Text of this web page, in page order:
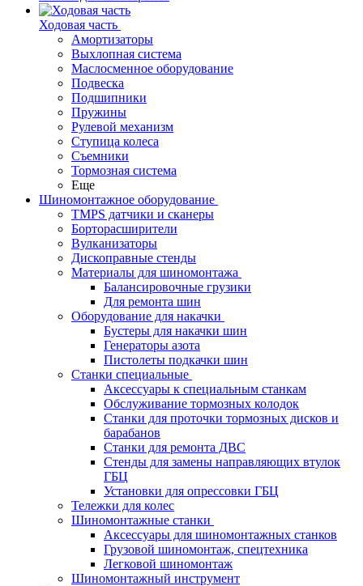
Ходовая часть
Амортизаторы
Выхлопная система
Маслосменное оборудование
Подвеска
Подшипники
Пружины
Рулевой механизм
Ступица колеса
Съемники
Тормозная система
Еще
Шиномонтажное оборудование
TMPS датчики и сканеры
Борторасширители
Вулканизаторы
Дископравные стенды
Материалы для шиномонтажа
Балансировочные грузики
Для ремонта шин
Оборудование для накачки
Бустеры для накачки шин
Генераторы азота
Пистолеты подкачки шин
Станки специальные
Аксессуары к специальным станкам
Обслуживание тормозных колодок
Станки для проточки тормозных дисков и
барабанов
Станки для ремонта ДВС
Стенды для замены направляющих втулок
ГБЦ
Установки для опрессовки ГБЦ
Тележки для колес
Шиномонтажные станки
Аксессуары для шиномонтажных станков
Грузовой шиномонтаж, спецтехника
Легковой шиномонтаж
Шиномонтажный инструмент